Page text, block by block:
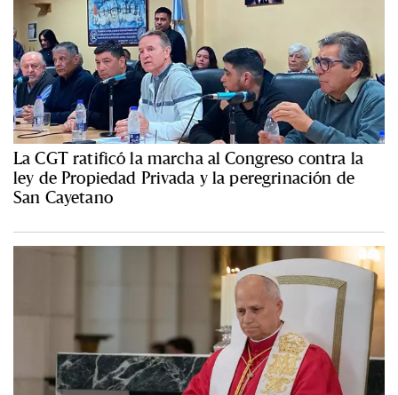
La CGT ratificó la marcha al Congreso contra la
ley de Propiedad Privada y la peregrinación de
San Cayetano